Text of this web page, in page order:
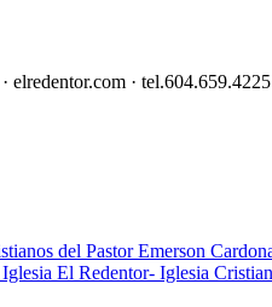
elredentor.com · tel.604.659.4225